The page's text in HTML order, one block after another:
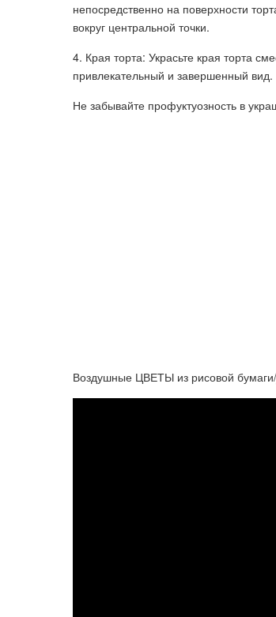
непосредственно на поверхности
вокруг центральной точки.
4. Края торта: Украсьте края торта
привлекательный и завершенный вид.
Не забывайте профуктуозность в